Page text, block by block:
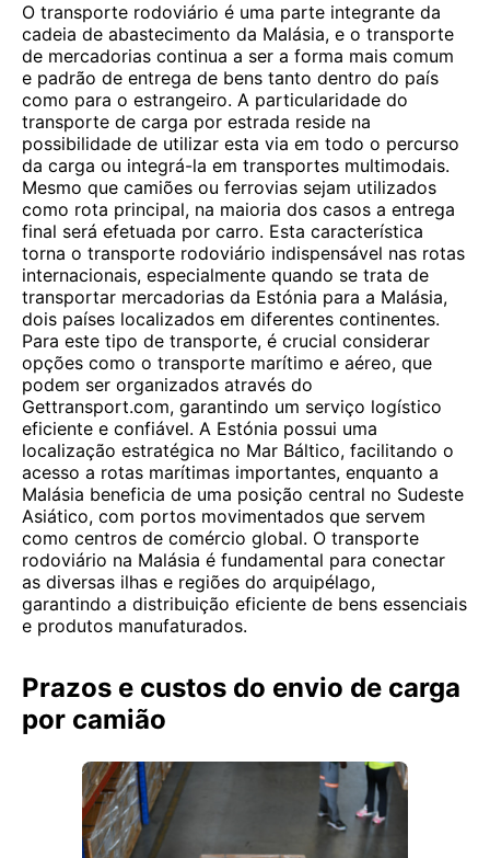
O transporte rodoviário é uma parte integrante da
cadeia de abastecimento da Malásia, e o transporte
de mercadorias continua a ser a forma mais comum
e padrão de entrega de bens tanto dentro do país
como para o estrangeiro. A particularidade do
transporte de carga por estrada reside na
possibilidade de utilizar esta via em todo o percurso
da carga ou integrá-la em transportes multimodais.
Mesmo que camiões ou ferrovias sejam utilizados
como rota principal, na maioria dos casos a entrega
final será efetuada por carro. Esta característica
torna o transporte rodoviário indispensável nas rotas
internacionais, especialmente quando se trata de
transportar mercadorias da Estónia para a Malásia,
dois países localizados em diferentes continentes.
Para este tipo de transporte, é crucial considerar
opções como o transporte marítimo e aéreo, que
podem ser organizados através do
Gettransport.com, garantindo um serviço logístico
eficiente e confiável. A Estónia possui uma
localização estratégica no Mar Báltico, facilitando o
acesso a rotas marítimas importantes, enquanto a
Malásia beneficia de uma posição central no Sudeste
Asiático, com portos movimentados que servem
como centros de comércio global. O transporte
rodoviário na Malásia é fundamental para conectar
as diversas ilhas e regiões do arquipélago,
garantindo a distribuição eficiente de bens essenciais
e produtos manufaturados.
Prazos e custos do envio de carga
por camião